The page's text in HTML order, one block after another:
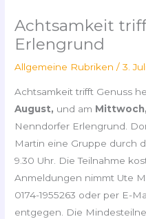
Achtsamkeit
Erlengrund
Allgemeine Rubriken /3.
Achtsamkeit trifft Genuss
August, und am
Nenndorfer Erlengrund.
Martin eine Gruppe durch
9.30 Uhr. Die Teilnahme
Anmeldungen nimmt Ute
0174-1955263 oder per E-
entgegen. Die